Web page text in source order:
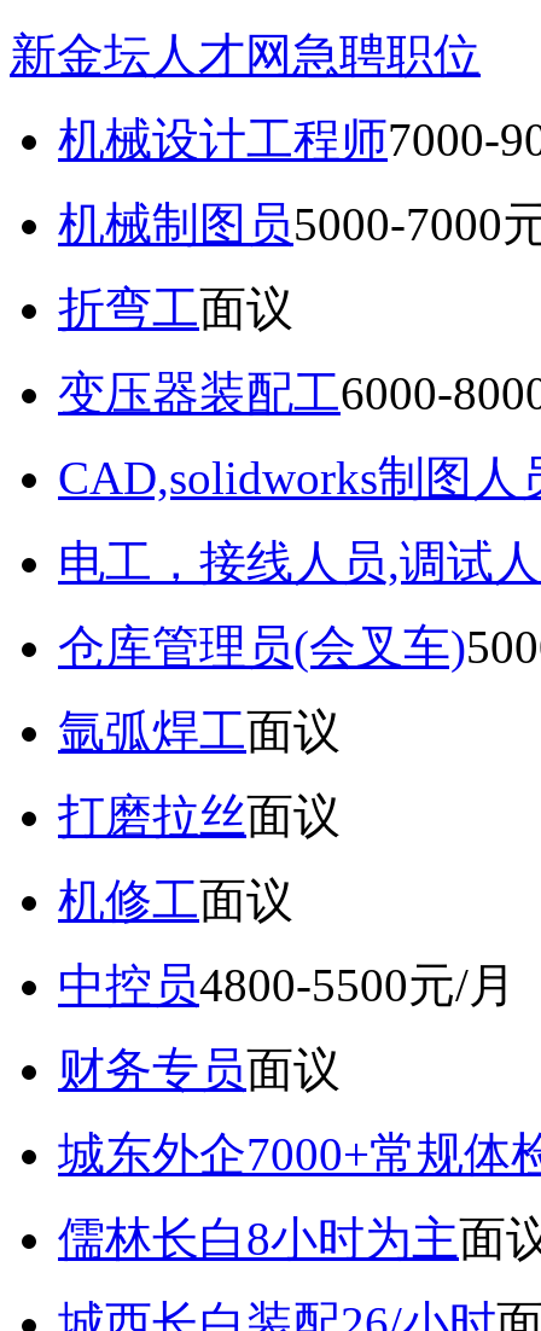
新金坛人才网急聘职位
机械设计工程师7000-
机械制图员5000-7000
折弯工面议
变压器装配工6000-
CAD,solidworks制图人
电工，接线人员,调试
仓库管理员(会叉车)
氩弧焊工面议
打磨拉丝面议
机修工面议
中控员4800-5500元/月
财务专员面议
城东外企7000+常规体
儒林长白8小时为主面